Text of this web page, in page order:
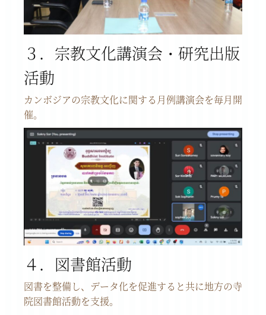
３．宗教文化講演会・研究出版
活動
カンボジアの宗教文化に関する月例講演会を毎月開
催。
４．図書館活動
図書を整備し、データ化を促進すると共に地方の寺
院図書館活動を支援。